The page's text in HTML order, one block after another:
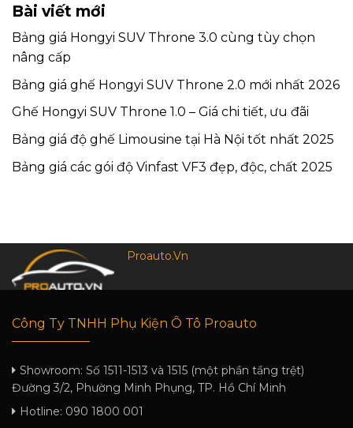
Bài viết mới
Bảng giá Hongyi SUV Throne 3.0 cùng tùy chọn
nâng cấp
Bảng giá ghế Hongyi SUV Throne 2.0 mới nhất 2026
Ghế Hongyi SUV Throne 1.0 – Giá chi tiết, ưu đãi
Bảng giá độ ghế Limousine tại Hà Nội tốt nhất 2025
Bảng giá các gói độ Vinfast VF3 đẹp, độc, chất 2025
Proauto.Vn
Công Ty TNHH Phụ Kiện Ô Tô Proauto
Showroom: Số 1511-1513 và 1515 (một phần tầng trệt)
Đường 3/2, Phường Minh Phụng, TP. Hồ Chí Minh
Hotline: 090 1800 001